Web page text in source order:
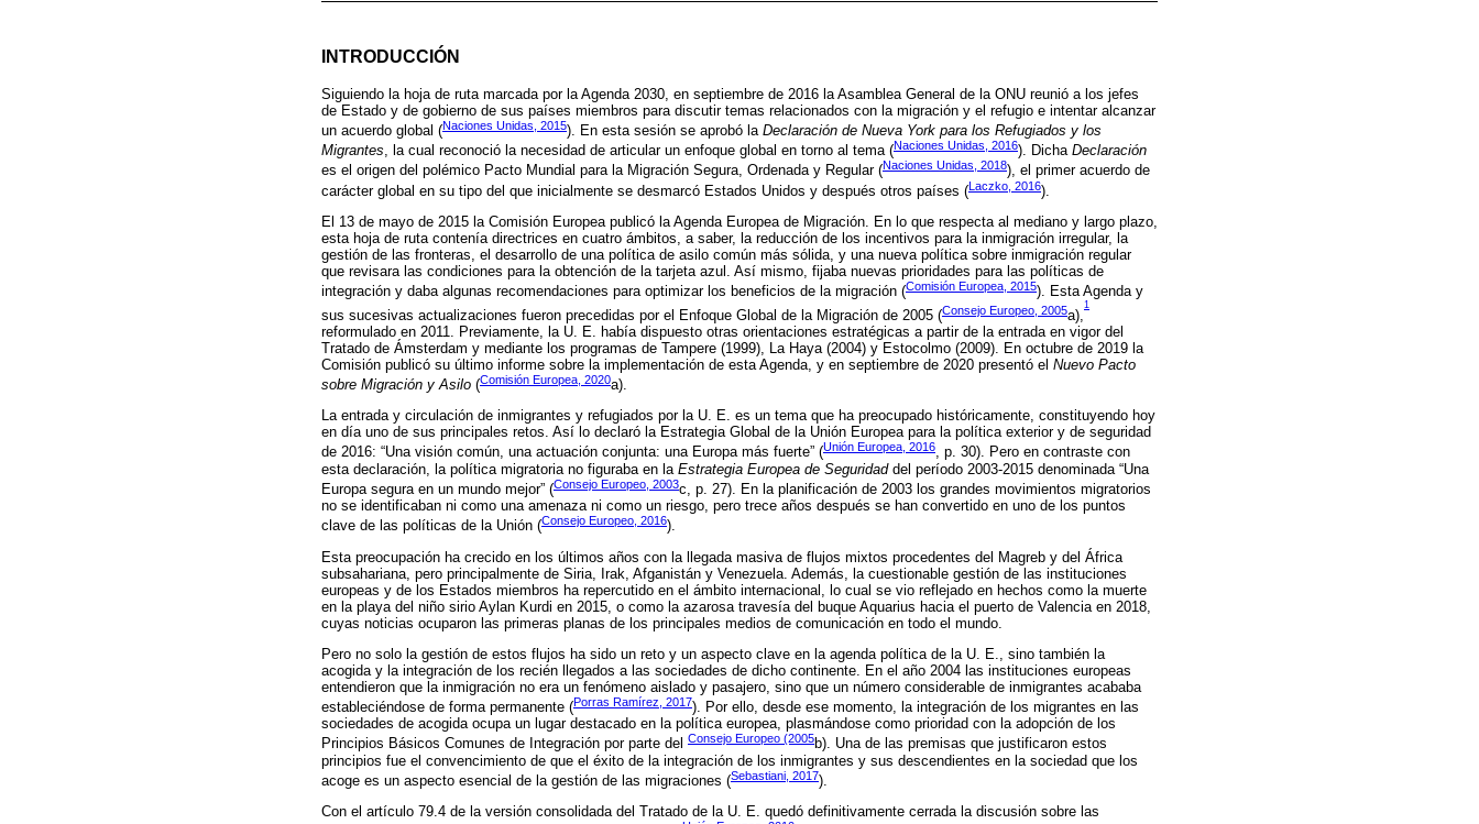
INTRODUCCIÓN
Siguiendo la hoja de ruta marcada por la Agenda 2030, en septiembre de 2016 la Asamblea General de la ONU reunió a los jefes
de Estado y de gobierno de sus países miembros para discutir temas relacionados con la migración y el refugio e intentar alcanzar
un acuerdo global (Naciones Unidas, 2015). En esta sesión se aprobó la Declaración de Nueva York para los Refugiados y los
Migrantes, la cual reconoció la necesidad de articular un enfoque global en torno al tema (Naciones Unidas, 2016). Dicha Declaración
es el origen del polémico Pacto Mundial para la Migración Segura, Ordenada y Regular (Naciones Unidas, 2018), el primer acuerdo de
carácter global en su tipo del que inicialmente se desmarcó Estados Unidos y después otros países (Laczko, 2016).
El 13 de mayo de 2015 la Comisión Europea publicó la Agenda Europea de Migración. En lo que respecta al mediano y largo plazo,
esta hoja de ruta contenía directrices en cuatro ámbitos, a saber, la reducción de los incentivos para la inmigración irregular, la
gestión de las fronteras, el desarrollo de una política de asilo común más sólida, y una nueva política sobre inmigración regular
que revisara las condiciones para la obtención de la tarjeta azul. Así mismo, fijaba nuevas prioridades para las políticas de
integración y daba algunas recomendaciones para optimizar los beneficios de la migración (Comisión Europea, 2015). Esta Agenda y
sus sucesivas actualizaciones fueron precedidas por el Enfoque Global de la Migración de 2005 (Consejo Europeo, 2005a),
1
reformulado en 2011. Previamente, la U. E. había dispuesto otras orientaciones estratégicas a partir de la entrada en vigor del
Tratado de Ámsterdam y mediante los programas de Tampere (1999), La Haya (2004) y Estocolmo (2009). En octubre de 2019 la
Comisión publicó su último informe sobre la implementación de esta Agenda, y en septiembre de 2020 presentó el Nuevo Pacto
sobre Migración y Asilo (Comisión Europea, 2020a).
La entrada y circulación de inmigrantes y refugiados por la U. E. es un tema que ha preocupado históricamente, constituyendo hoy
en día uno de sus principales retos. Así lo declaró la Estrategia Global de la Unión Europea para la política exterior y de seguridad
de 2016: “Una visión común, una actuación conjunta: una Europa más fuerte” (Unión Europea, 2016, p. 30). Pero en contraste con
esta declaración, la política migratoria no figuraba en la Estrategia Europea de Seguridaddel período 2003-2015 denominada “Una
Europa segura en un mundo mejor” (Consejo Europeo, 2003c, p. 27). En la planificación de 2003 los grandes movimientos migratorios
no se identificaban ni como una amenaza ni como un riesgo, pero trece años después se han convertido en uno de los puntos
clave de las políticas de la Unión (Consejo Europeo, 2016).
Esta preocupación ha crecido en los últimos años con la llegada masiva de flujos mixtos procedentes del Magreb y del África
subsahariana, pero principalmente de Siria, Irak, Afganistán y Venezuela. Además, la cuestionable gestión de las instituciones
europeas y de los Estados miembros ha repercutido en el ámbito internacional, lo cual se vio reflejado en hechos como la muerte
en la playa del niño sirio Aylan Kurdi en 2015, o como la azarosa travesía del buque Aquarius hacia el puerto de Valencia en 2018,
cuyas noticias ocuparon las primeras planas de los principales medios de comunicación en todo el mundo.
Pero no solo la gestión de estos flujos ha sido un reto y un aspecto clave en la agenda política de la U. E., sino también la
acogida y la integración de los recién llegados a las sociedades de dicho continente. En el año 2004 las instituciones europeas
entendieron que la inmigración no era un fenómeno aislado y pasajero, sino que un número considerable de inmigrantes acababa
estableciéndose de forma permanente (Porras Ramírez, 2017). Por ello, desde ese momento, la integración de los migrantes en las
sociedades de acogida ocupa un lugar destacado en la política europea, plasmándose como prioridad con la adopción de los
Principios Básicos Comunes de Integración por parte del Consejo Europeo (2005b). Una de las premisas que justificaron estos
principios fue el convencimiento de que el éxito de la integración de los inmigrantes y sus descendientes en la sociedad que los
acoge es un aspecto esencial de la gestión de las migraciones (Sebastiani, 2017).
Con el artículo 79.4 de la versión consolidada del Tratado de la U. E. quedó definitivamente cerrada la discusión sobre las